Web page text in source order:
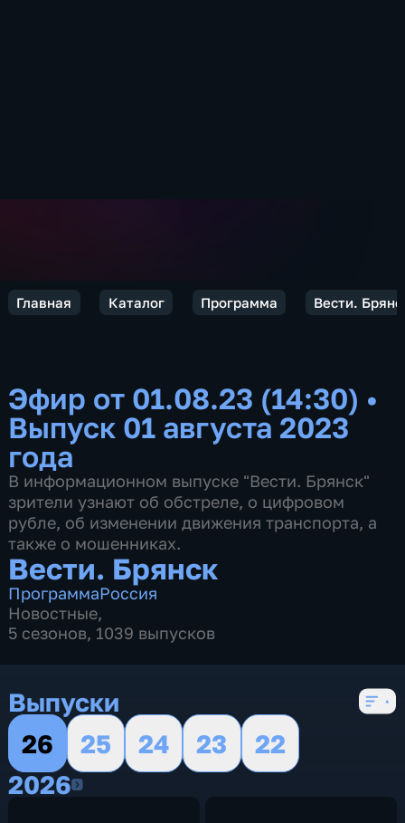
Главная Каталог Программа Вести.
Эфир от 01.08.23 (14:30) •
Выпуск 01 августа 2023
года
В информационном выпуске "Вести. Брянск"
зрители узнают об обстреле, о цифровом
рубле, об изменении движения транспорта, а
также о мошенниках.
Вести. Брянск
ПрограммаРоссия
Новостные,
5 сезонов, 1039 выпусков
Выпуски
26
25 24 23
22
20262026